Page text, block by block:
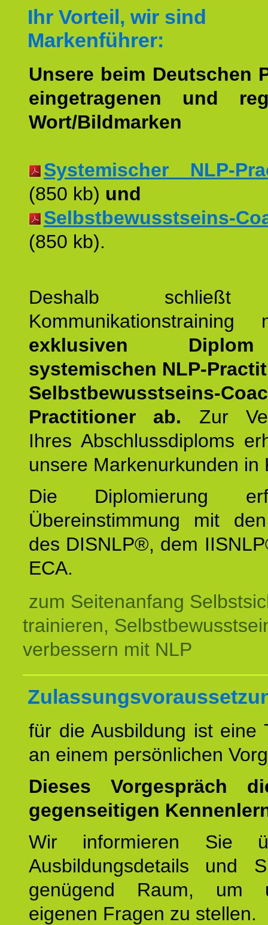
Ihr Vorteil, wir sind
Markenführer:
Unsere beim Deutschen
eingetragenen und
Wort/Bildmarken
Systemischer NLP-
(850 kb) und
Selbstbewusstseins-
(850 kb).
Deshalb schließt
exklusiven
systemischen NLP-
Selbstbewusstseins-
Practitioner ab. Zur
Ihres Abschlussdiploms
unsere Markenurkunden in
Die Diplomierung
Übereinstimmung mit
des DISNLP®, dem
ECA.
zum Seitenanfang
trainieren,
verbessern mit NLP
für die Ausbildung ist eine
an einem persönlichen
Dieses Vorgespräch
gegenseitigen
Wir informieren Sie
Ausbildungsdetails und
genügend Raum, um
eigenen Fragen zu stellen.